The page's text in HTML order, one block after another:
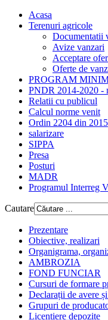
Acasa
Terenuri agricole
Documentatii
Avize vanzari
Acceptare
Oferte de
PROGRAM
PNDR 2014-2020 -
Relatii cu publicul
Calcul norme venit
Ordin 2204 din 2015
salarizare
SIPPA
Presa
Posturi
MADR
Programul Interreg
Cautare
Prezentare
Obiective, realizari
Organigrama,
AMBROZIA
FOND FUNCIAR
Cursuri de formare
Declarații de avere
Grupuri de
Licentiere depozite